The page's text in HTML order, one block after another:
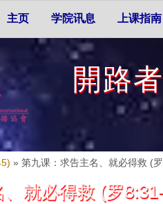
主页
学院讯息 上课指南
開路
»第九课：求告主名、就必得救 (
就必得救 (罗